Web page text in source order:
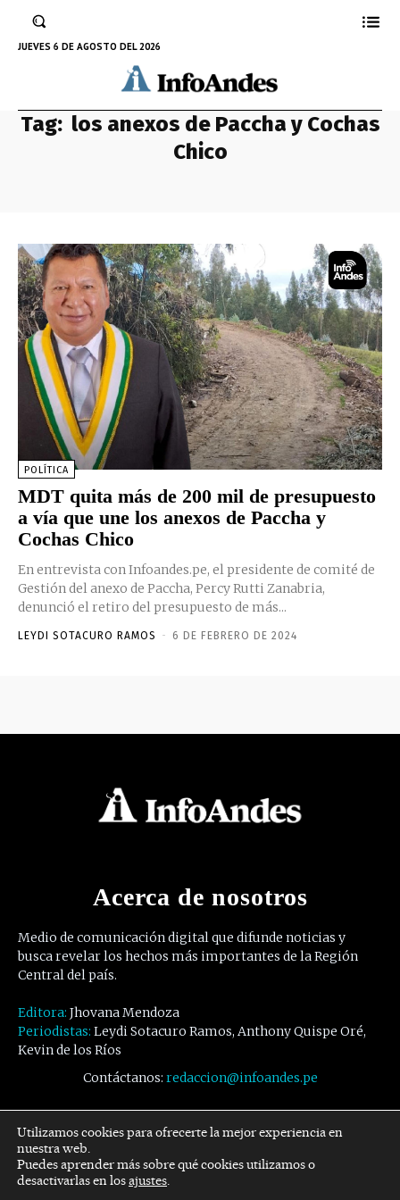
JUEVES 6 DE AGOSTO DEL 2026
Tag: los anexos de Paccha y Cochas
Chico
POLÍTICA
MDT quita más de 200 mil de presupuesto
a vía que une los anexos de Paccha y
Cochas Chico
En entrevista con Infoandes.pe, el presidente de comité de
Gestión del anexo de Paccha, Percy Rutti Zanabria,
denunció el retiro del presupuesto de más...
LEYDI SOTACURO RAMOS - 6 DE FEBRERO DE 2024
Acerca de nosotros
Medio de comunicación digital que difunde noticias y
busca revelar los hechos más importantes de la Región
Central del país.
Editora: Jhovana Mendoza
Periodistas: Leydi Sotacuro Ramos, Anthony Quispe Oré,
Kevin de los Ríos
Contáctanos: redaccion@infoandes.pe
Síguenos
Facebook Twitter Youtube
Utilizamos cookies para ofrecerte la mejor experiencia en
nuestra web.
Puedes aprender más sobre qué cookies utilizamos o
desactivarlas en losajustes.